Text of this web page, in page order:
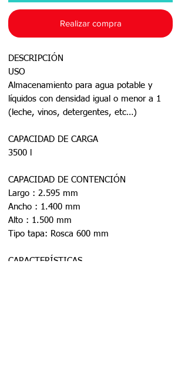
Realizar compra
DESCRIPCIÓN
USO
Almacenamiento para agua potable y
líquidos con densidad igual o menor a 1
(leche, vinos, detergentes, etc…)
CAPACIDAD DE CARGA
3500 l
CAPACIDAD DE CONTENCIÓN
Largo : 2.595 mm
Ancho : 1.400 mm
Alto : 1.500 mm
Tipo tapa: Rosca 600 mm
CARACTERÍSTICAS